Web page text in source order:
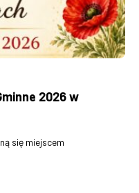
2026 w
się miejscem